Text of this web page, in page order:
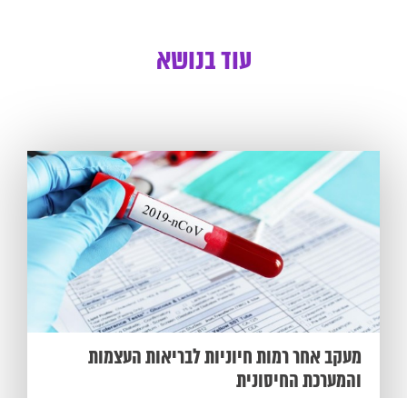
עוד בנושא
מעקב אחר רמות חיוניות לבריאות העצמות
והמערכת החיסונית